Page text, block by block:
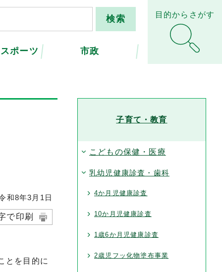
ポーツ 市政
目的からさがす
和8年3月1日
で印刷
とを目的に
子育て・教育
こどもの保健・医療
乳幼児健康診査・歯科
4か月児健康診査
10か月児健康診査
1歳6か月児健康診査
2歳児フッ化物塗布事業